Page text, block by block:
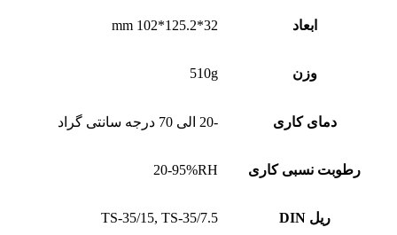
ابعاد 32*125.2*102 mm
وزن 510g
دمای کاری -20 الی 70 درجه سانتی گراد
رطوبت نسبی کاری 20-95%RH
ریل DIN TS-35/15, TS-35/7.5